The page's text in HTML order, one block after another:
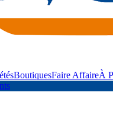
BoutiquesFaire AffaireÀ